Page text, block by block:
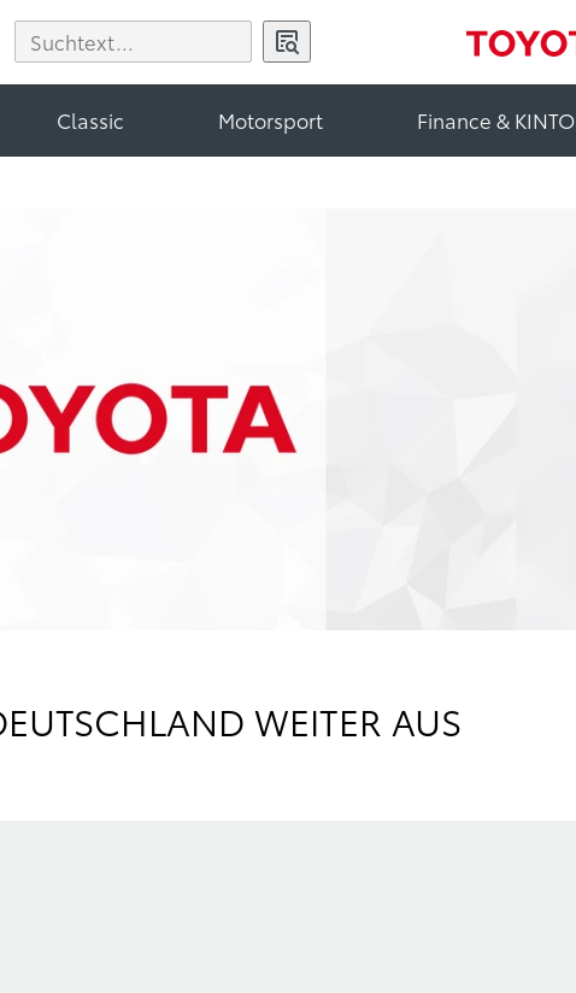
Classic Motorsport Finance & KINTO
WEITER AUS